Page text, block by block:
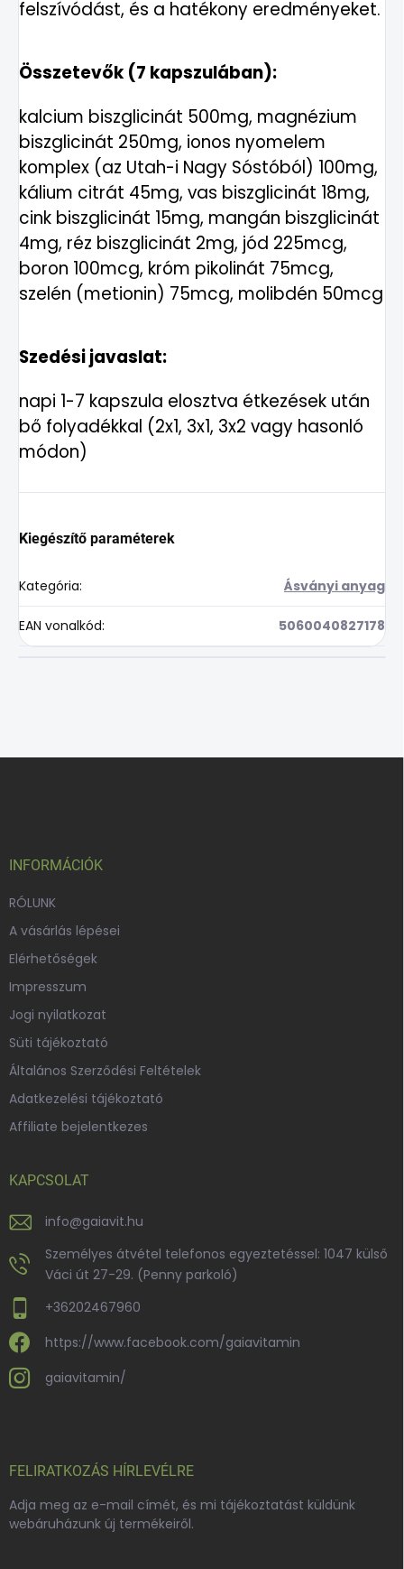
felszívódást, és a hatékony eredményeket.
Összetevők (7 kapszulában):
kalcium biszglicinát 500mg, magnézium
biszglicinát 250mg, ionos nyomelem
komplex (az Utah-i Nagy Sóstóból) 100mg,
kálium citrát 45mg, vas biszglicinát 18mg,
cink biszglicinát 15mg, mangán biszglicinát
4mg, réz biszglicinát 2mg, jód 225mcg,
boron 100mcg, króm pikolinát 75mcg,
szelén (metionin) 75mcg, molibdén 50mcg
Szedési javaslat:
napi 1-7 kapszula elosztva étkezések után
bő folyadékkal (2x1, 3x1, 3x2 vagy hasonló
módon)
Kiegészítő paraméterek
Kategória: Ásványi anyag
EAN vonalkód: 5060040827178
INFORMÁCIÓK
RÓLUNK
A vásárlás lépései
Elérhetőségek
Impresszum
Jogi nyilatkozat
Süti tájékoztató
Általános Szerződési Feltételek
Adatkezelési tájékoztató
Affiliate bejelentkezes
KAPCSOLAT
info@gaiavit.hu
Személyes átvétel telefonos egyeztetéssel: 1047 külső
Váci út 27-29. (Penny parkoló)
+36202467960
https://www.facebook.com/gaiavitamin
gaiavitamin/
FELIRATKOZÁS HÍRLEVÉLRE
Adja meg az e-mail címét, és mi tájékoztatást küldünk
webáruházunk új termékeiről.